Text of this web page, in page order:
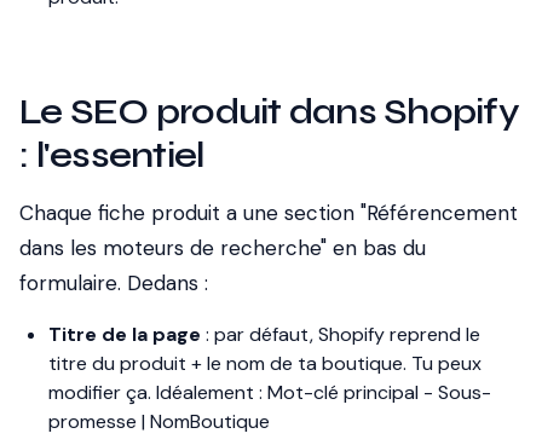
Le SEO produit dans Shopify
: l'essentiel
Chaque fiche produit a une section "Référencement
dans les moteurs de recherche" en bas du
formulaire. Dedans :
Titre de la page : par défaut, Shopify reprend le
titre du produit + le nom de ta boutique. Tu peux
modifier ça. Idéalement : Mot-clé principal - Sous-
promesse | NomBoutique